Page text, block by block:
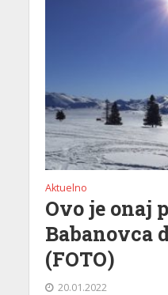
Aktuelno
Ovo je onaj
Babanovca
(FOTO)
20.01.2022